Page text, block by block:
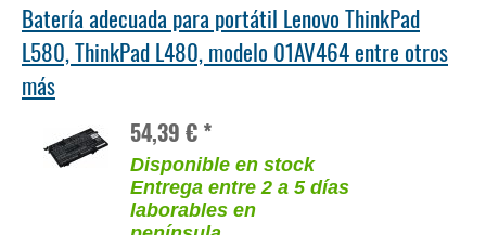
Batería adecuada para portátil Lenovo ThinkPad
L580, ThinkPad L480, modelo 01AV464 entre otros
más
54,39 € *
Disponible en stock
Entrega entre 2 a 5 días
laborables en